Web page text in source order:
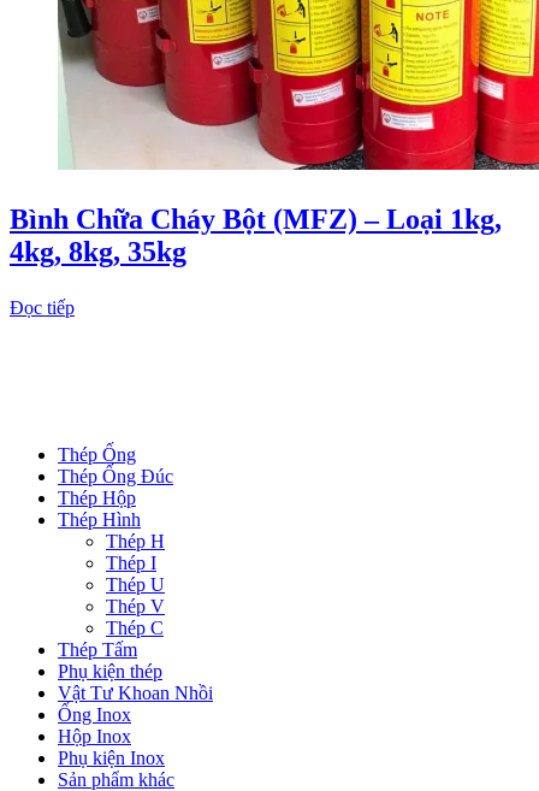
Bình Chữa Cháy Bột (MFZ) – Loại 1kg,
4kg, 8kg, 35kg
Đọc tiếp
Thép Ống
Thép Ống Đúc
Thép Hộp
Thép Hình
Thép H
Thép I
Thép U
Thép V
Thép C
Thép Tấm
Phụ kiện thép
Vật Tư Khoan Nhồi
Ống Inox
Hộp Inox
Phụ kiện Inox
Sản phẩm khác